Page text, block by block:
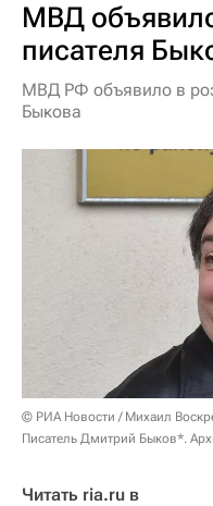
МВД
писателя
МВД РФ объявило в
Быкова
© РИА Новости / Михаил
Писатель Дмитрий Быков*.
Читать ria.ru в